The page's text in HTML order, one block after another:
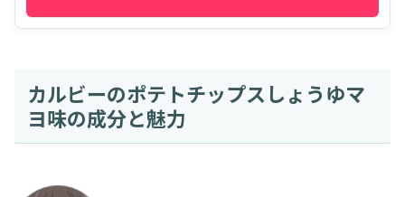
カルビーのポテトチップスしょうゆマ
ヨ味の成分と魅力